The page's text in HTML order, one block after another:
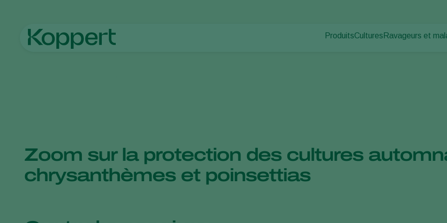
ProduitsCultures Ravageurs et
Zoom sur la protection des cultures
chrysanthèmes et poinsettias